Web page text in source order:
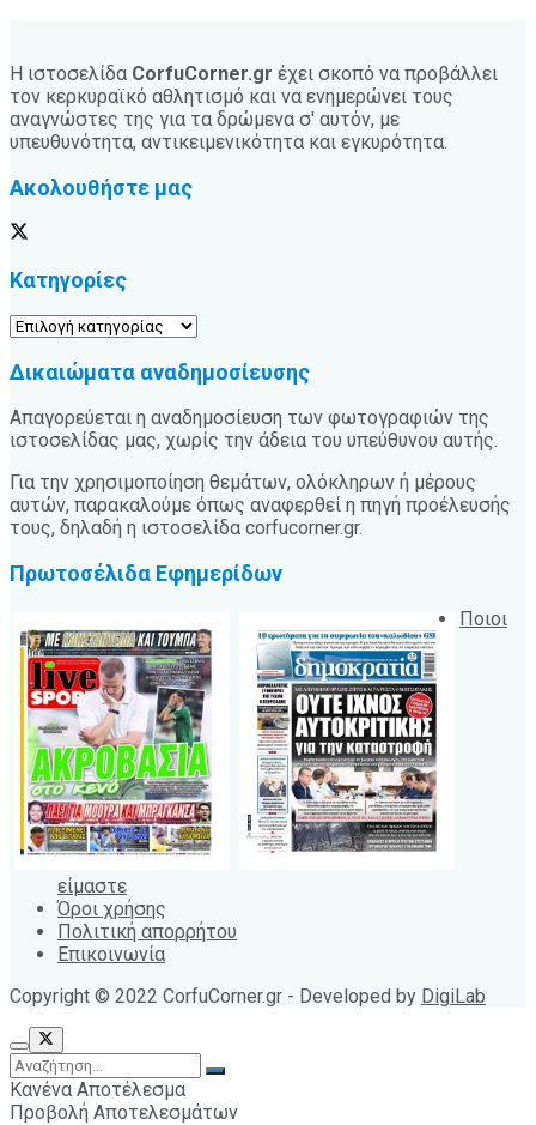
Η ιστοσελίδα CorfuCorner.gr έχει σκοπό να προβάλλει
τον κερκυραϊκό αθλητισμό και να ενημερώνει τους
αναγνώστες της για τα δρώμενα σ' αυτόν, με
υπευθυνότητα, αντικειμενικότητα και εγκυρότητα.
Ακολουθήστε μας
Κατηγορίες
Κατηγορίες
Δικαιώματα αναδημοσίευσης
Απαγορεύεται η αναδημοσίευση των φωτογραφιών της
ιστοσελίδας μας, χωρίς την άδεια του υπεύθυνου αυτής.
Για την χρησιμοποίηση θεμάτων, ολόκληρων ή μέρους
αυτών, παρακαλούμε όπως αναφερθεί η πηγή προέλευσής
τους, δηλαδή η ιστοσελίδα corfucorner.gr.
Πρωτοσέλιδα Εφημερίδων
Ποιοι
είμαστε
Όροι χρήσης
Πολιτική απορρήτου
Επικοινωνία
Copyright © 2022 CorfuCorner.gr - Developed by DigiLab
Κανένα Αποτέλεσμα
Προβολή Αποτελεσμάτων